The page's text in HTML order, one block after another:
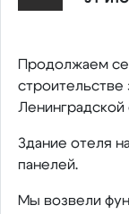
Продолжаем
строительстве
Ленинградской
Здание отеля
панелей.
Мы возвели